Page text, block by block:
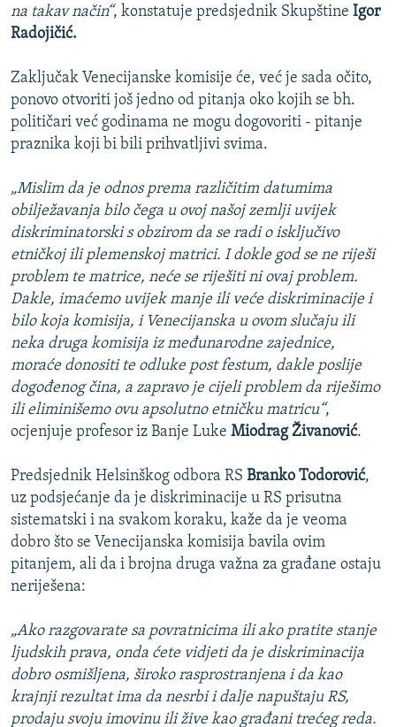
na takav način“, konstatuje predsjednik Skupštine Igor
Radojičić.
Zaključak Venecijanske komisije će, već je sada očito,
ponovo otvoriti još jedno od pitanja oko kojih se bh.
političari već godinama ne mogu dogovoriti - pitanje
praznika koji bi bili prihvatljivi svima.
„Mislim da je odnos prema različitim datumima
obilježavanja bilo čega u ovoj našoj zemlji uvijek
diskriminatorski s obzirom da se radi o isključivo
etničkoj ili plemenskoj matrici. I dokle god se ne riješi
problem te matrice, neće se riješiti ni ovaj problem.
Dakle, imaćemo uvijek manje ili veće diskriminacije i
bilo koja komisija, i Venecijanska u ovom slučaju ili
neka druga komisija iz međunarodne zajednice,
moraće donositi te odluke post festum, dakle poslije
dogođenog čina, a zapravo je cijeli problem da riješimo
ili eliminišemo ovu apsolutno etničku matricu“,
ocjenjuje profesor iz Banje Luke Miodrag Živanović.
Predsjednik Helsinškog odbora RS Branko Todorović,
uz podsjećanje da je diskriminacije u RS prisutna
sistematski i na svakom koraku, kaže da je veoma
dobro što se Venecijanska komisija bavila ovim
pitanjem, ali da i brojna druga važna za građane ostaju
neriješena:
„Ako razgovarate sa povratnicima ili ako pratite stanje
ljudskih prava, onda ćete vidjeti da je diskriminacija
dobro osmišljena, široko rasprostranjena i da kao
krajnji rezultat ima da nesrbi i dalje napuštaju RS,
prodaju svoju imovinu ili žive kao građani trećeg reda.